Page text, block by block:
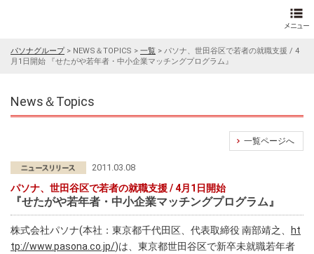
パソナグループ> NEWS＆TOPICS > 一覧 > パソナ、世田谷区で若者の就職支援 / 4
月1日開始 『せたがや若年者・中小企業マッチングプログラム』
News＆Topics
一覧ページへ
2011.03.08
パソナ、世田谷区で若者の就職支援 / 4月1日開始
『せたがや若年者・中小企業マッチングプログラム』
株式会社パソナ(本社：東京都千代田区、代表取締役 南部靖之、
ht
tp://www.pasona.co.jp/)は、東京都世田谷区で新卒未就職若年者